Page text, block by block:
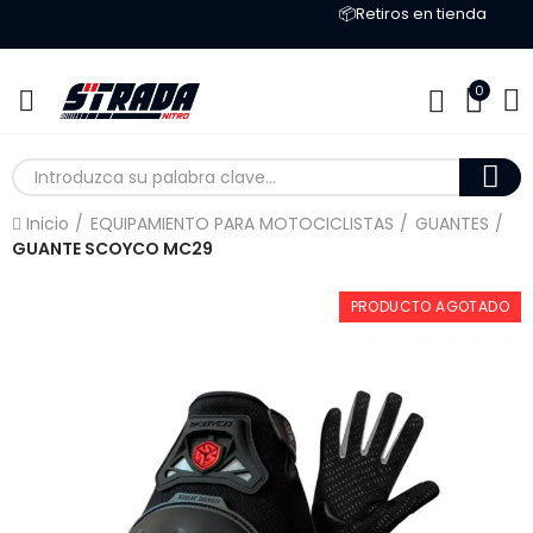
📦Retiros en tienda
0
Inicio EQUIPAMIENTO PARA MOTOCICLISTAS
GUANTES
GUANTE SCOYCO MC29
PRODUCTO AGOTADO